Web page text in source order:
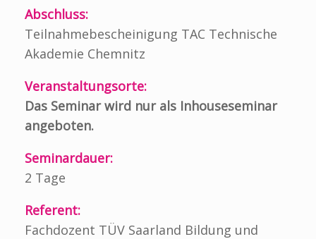
Abschluss:
Teilnahmebescheinigung TAC Technische
Akademie Chemnitz
Veranstaltungsorte:
Das Seminar wird nur als Inhouseseminar
angeboten.
Seminardauer:
2 Tage
Referent:
Fachdozent TÜV Saarland Bildung und